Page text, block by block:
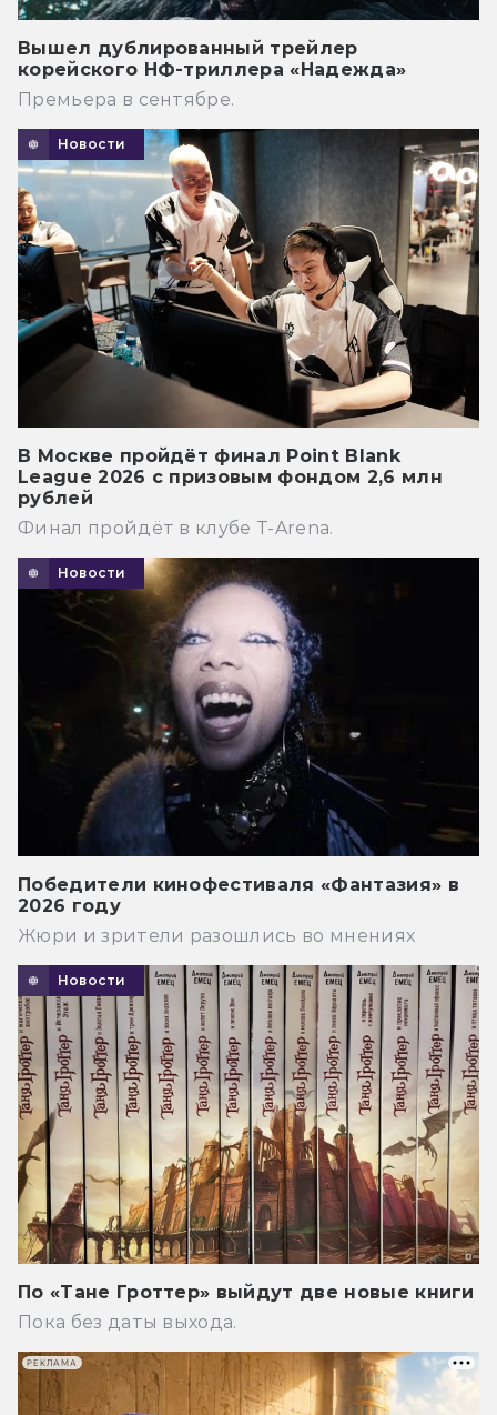
Вышел дублированный трейлер
корейского НФ-триллера «Надежда»
Премьера в сентябре.
Новости
В Москве пройдёт финал Point Blank
League 2026 с призовым фондом 2,6 млн
рублей
Финал пройдёт в клубе T-Arena.
Новости
Победители кинофестиваля «Фантазия» в
2026 году
Жюри и зрители разошлись во мнениях
Новости
По «Тане Гроттер» выйдут две новые книги
Пока без даты выхода.
РЕКЛАМА